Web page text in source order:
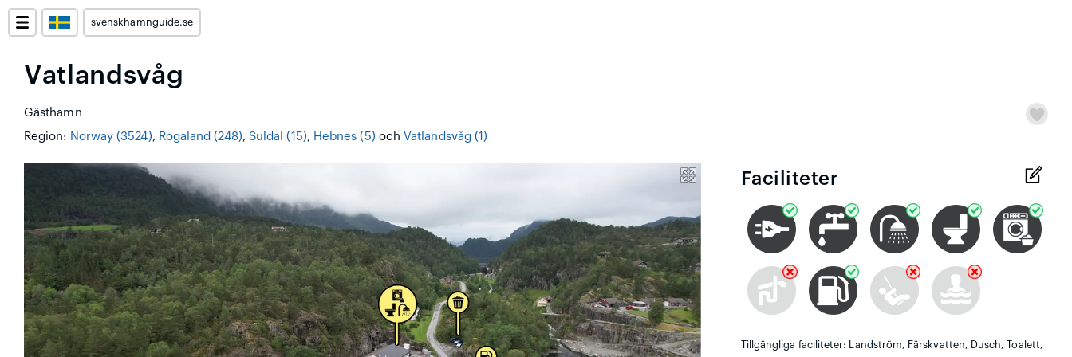
svenskhamnguide.se
Vatlandsvåg
Gästhamn
Region: Norway (3524), Rogaland (248), Suldal (15), Hebnes (5) och Vatlandsvåg (1)
Faciliteter
Tillgängliga faciliteter: Landström, Färskvatten, Dusch, Toalett,